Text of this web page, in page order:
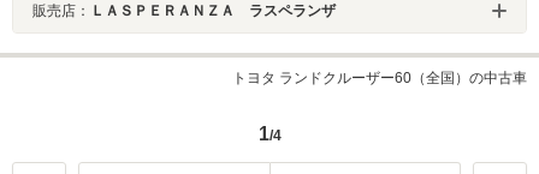
販売店： ＬＡＳＰＥＲＡＮＺＡ ラスペランザ
トヨタ ランドクルーザー60（全国）の中古車
1/4